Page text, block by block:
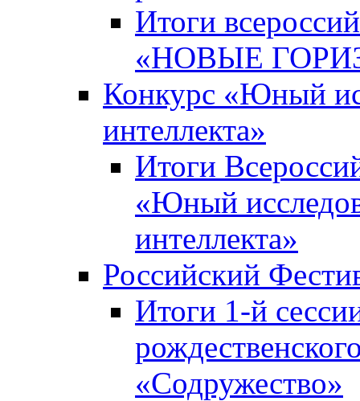
Итоги
«НОВЫЕ
Конкурс «Юный
интеллекта»
Итоги
«Юный
интеллекта»
Российский
Итоги 1-й
«Содружество»